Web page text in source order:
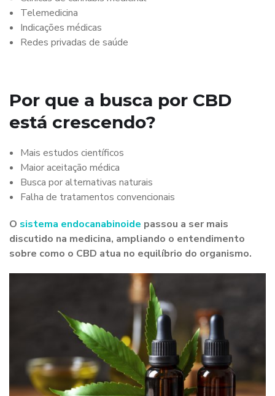
Telemedicina
Indicações médicas
Redes privadas de saúde
Por que a busca por CBD
está crescendo?
Mais estudos científicos
Maior aceitação médica
Busca por alternativas naturais
Falha de tratamentos convencionais
O sistema endocanabinoide passou a ser mais
discutido na medicina, ampliando o entendimento
sobre como o CBD atua no equilíbrio do organismo.